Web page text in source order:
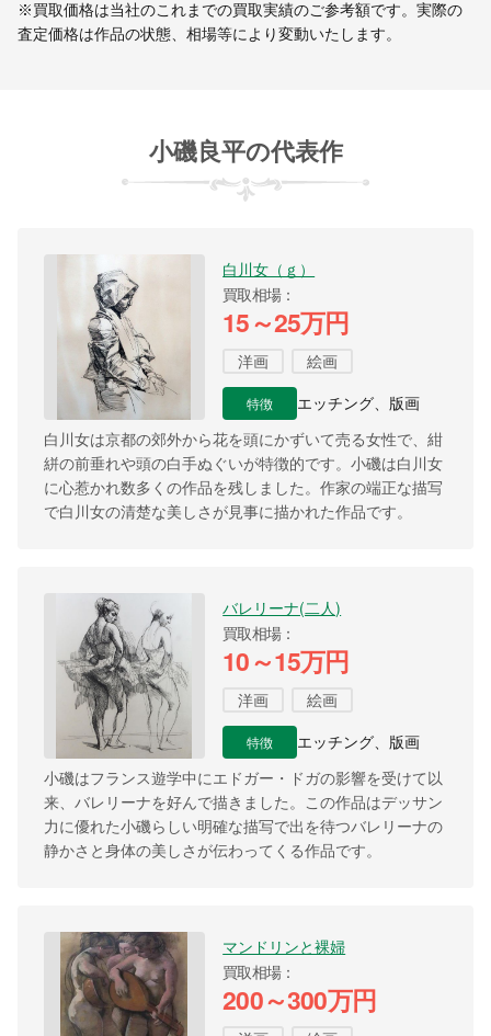
※買取価格は当社のこれまでの買取実績のご参考額です。実際の
査定価格は作品の状態、相場等により変動いたします。
小磯良平の代表作
白川女（ｇ）
買取相場
15～25万円
洋画 絵画
特徴 エッチング、版画
白川女は京都の郊外から花を頭にかずいて売る女性で、紺
絣の前垂れや頭の白手ぬぐいが特徴的です。小磯は白川女
に心惹かれ数多くの作品を残しました。作家の端正な描写
で白川女の清楚な美しさが見事に描かれた作品です。
バレリーナ(二人)
買取相場
10～15万円
洋画 絵画
特徴 エッチング、版画
小磯はフランス遊学中にエドガー・ドガの影響を受けて以
来、バレリーナを好んで描きました。この作品はデッサン
力に優れた小磯らしい明確な描写で出を待つバレリーナの
静かさと身体の美しさが伝わってくる作品です。
マンドリンと裸婦
買取相場
200～300万円